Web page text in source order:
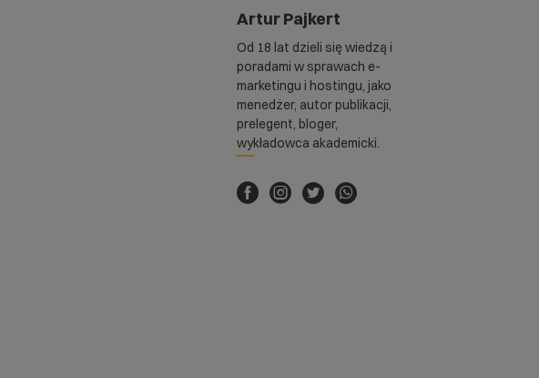
Artur Pajkert
Od 18 lat dzieli się wiedzą i
poradami w sprawach e-
marketingu i hostingu, jako
menedżer, autor publikacji,
prelegent, bloger,
wykładowca akademicki.